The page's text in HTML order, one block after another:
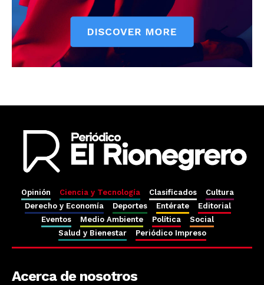
Opinión Ciencia y Tecnología Clasificados
Cultura
Derecho y Economía
Deportes Entérate
Editorial
Eventos
Medio Ambiente Política
Social
Salud y Bienestar
Periódico Impreso
Acerca de nosotros